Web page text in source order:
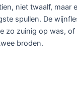
niet twaalf, maar
spullen. De
zo zuinig op was, of
broden.